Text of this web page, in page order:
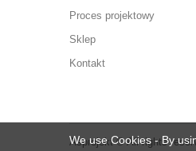
Proces projektowy
Sklep
Kontakt
Asprojekt © All rights
We use Cookies - By